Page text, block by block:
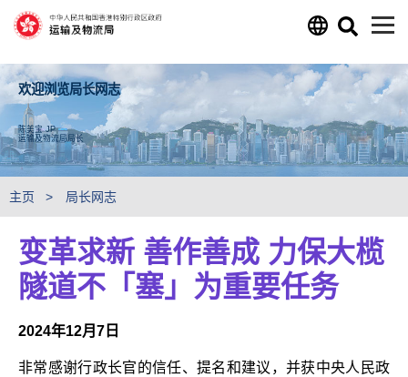
欢迎浏览局长网志
陈美宝 JP
运输及物流局局长
主页 局长网志
变革求新 善作善成 力保大榄
隧道不「塞」为重要任务
2024年12月7日
非常感谢行政长官的信任、提名和建议，并获中央人民政